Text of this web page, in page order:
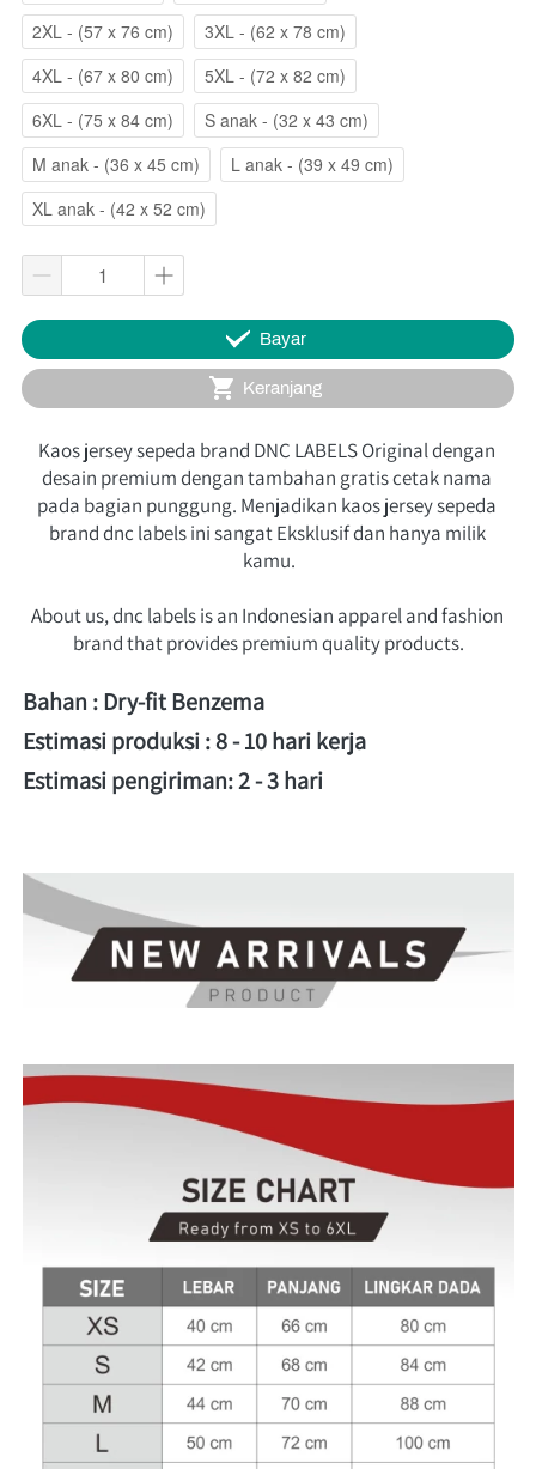
2XL - (57 x 76 cm)
3XL - (62 x 78 cm)
4XL - (67 x 80 cm)
5XL - (72 x 82 cm)
6XL - (75 x 84 cm)
S anak - (32 x 43 cm)
M anak - (36 x 45 cm)
L anak - (39 x 49 cm)
XL anak - (42 x 52 cm)
` Bayar
` Keranjang
Kaos jersey sepeda brand DNC LABELS Original dengan
desain premium dengan tambahan gratis cetak nama
pada bagian punggung. Menjadikan kaos jersey sepeda
brand dnc labels ini sangat Eksklusif dan hanya milik
kamu.
About us, dnc labels is an Indonesian apparel and fashion
brand that provides premium quality products.
Bahan : Dry-fit Benzema
Estimasi produksi : 8 - 10 hari kerja
Estimasi pengiriman: 2 - 3 hari